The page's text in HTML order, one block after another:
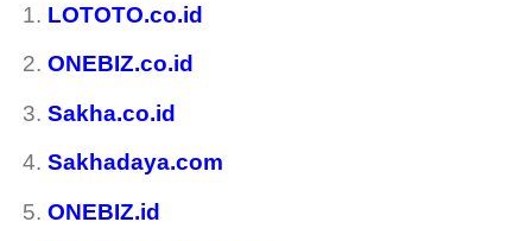
LOTOTO.co.id
ONEBIZ.co.id
Sakha.co.id
Sakhadaya.com
ONEBIZ.id